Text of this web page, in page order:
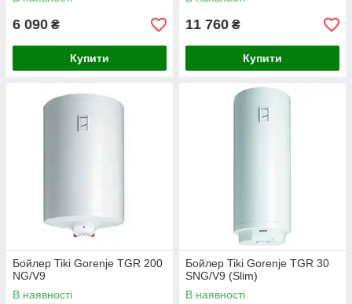
6 090 ₴
Купити
11 760 ₴
Купити
Бойлер Tiki Gorenje TGR 200
NG/V9
В наявності
Бойлер Tiki Gorenje TGR 30
SNG/V9 (Slim)
В наявності